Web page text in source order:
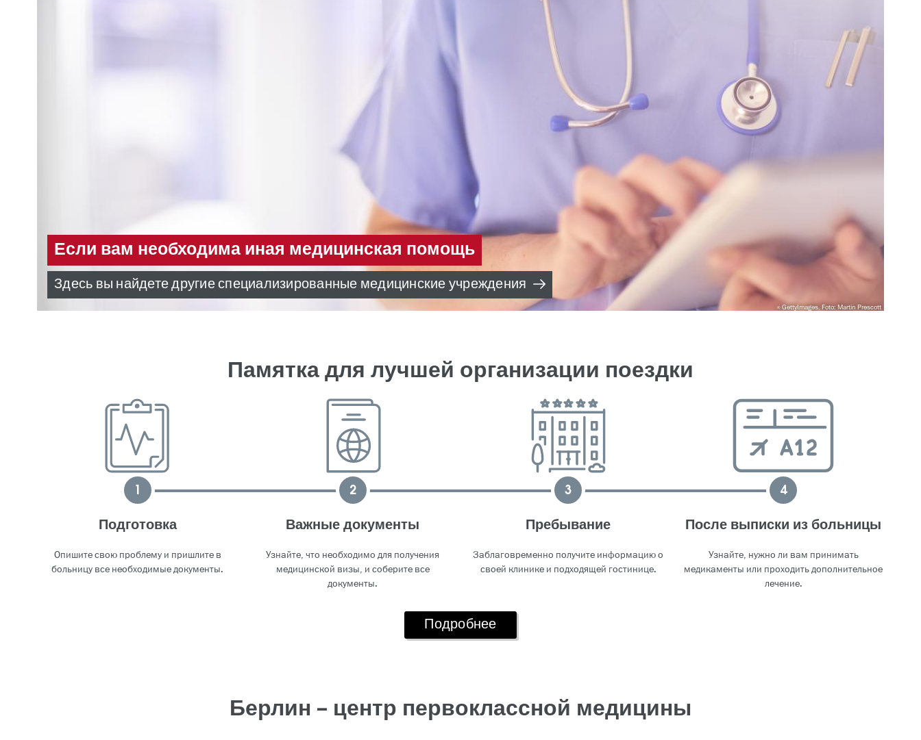
GettyImages, Foto: Martin Prescott
Если вам необходима иная медицинская помощь
Здесь вы найдете другие специализированные медицинские учреждения
Памятка для лучшей организации поездки
1
Подготовка
Опишите свою проблему и пришлите в
больницу все необходимые документы.
2
Важные документы
Узнайте, что необходимо для получения
медицинской визы, и соберите все
документы.
3
Пребывание
Заблаговременно получите информацию о
своей клинике и подходящей гостинице.
4
После выписки из больницы
Узнайте, нужно ли вам принимать
медикаменты или проходить дополнительное
лечение.
Подробнее
Берлин – центр первоклассной медицины